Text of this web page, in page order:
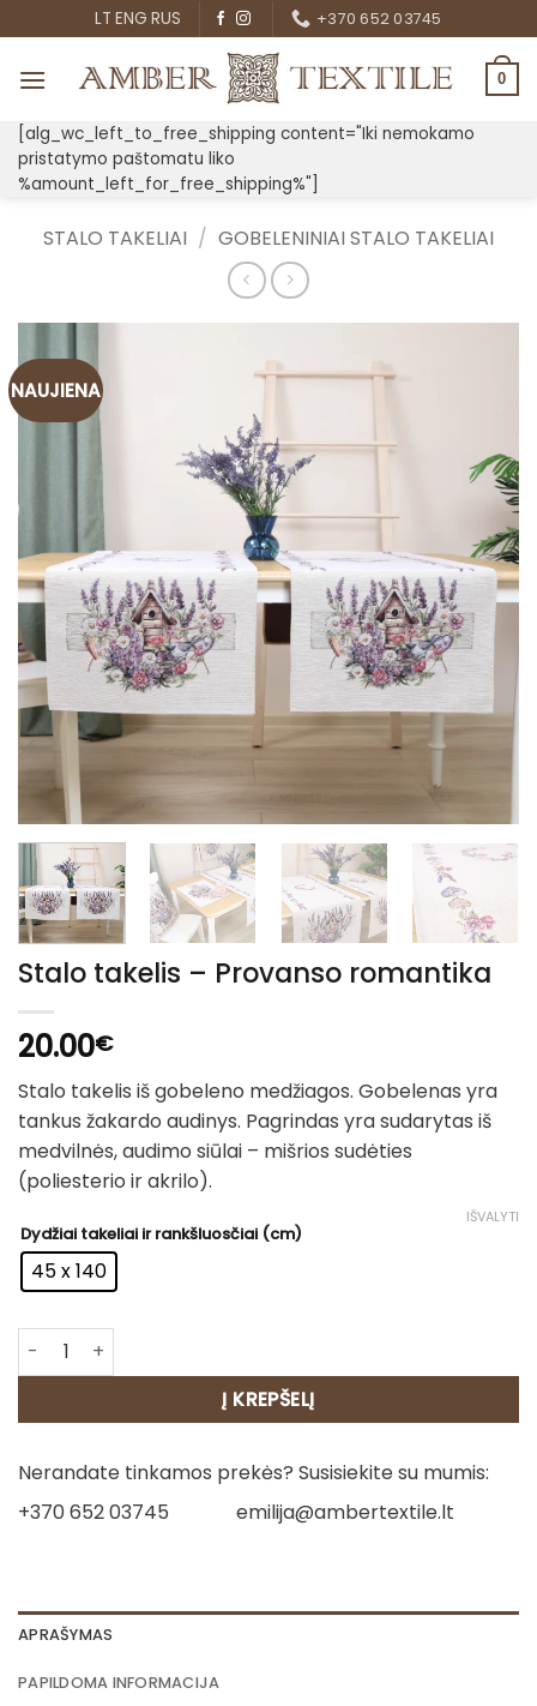
to
content
LT ENG RUS +370 652 03745
0
[alg_wc_left_to_free_shipping content="Iki nemokamo
pristatymo paštomatu liko
%amount_left_for_free_shipping%"]
STALO TAKELIAI / GOBELENINIAI STALO TAKELIAI
NAUJIENA
Stalo takelis – Provanso romantika
20.00€
Stalo takelis iš gobeleno medžiagos. Gobelenas yra
tankus žakardo audinys. Pagrindas yra sudarytas iš
medvilnės, audimo siūlai – mišrios sudėties
(poliesterio ir akrilo).
Dydžiai takeliai ir rankšluosčiai (cm)
45 x 140
IŠVALYTI
produkto kiekis: Stalo takelis - Provanso romantika
Į KREPŠELĮ
Nerandate tinkamos prekės? Susisiekite su mumis:
+370 652 03745
emilija@ambertextile.lt
APRAŠYMAS
PAPILDOMA INFORMACIJA